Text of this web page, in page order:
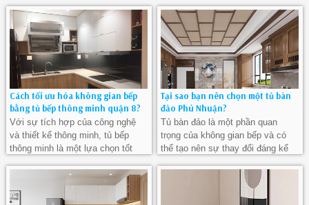
một yếu tố quyết định đối với sự
tổ chức, tính hiệu quả
phẩm trang trí sẽ làm cho góc
sống của bạn trở nên độc đáo và
ấn tượng
Cách tối ưu hóa không gian bếp
bằng tủ bếp thông minh quận 8?
Với sự tích hợp của công nghệ
và thiết kế thông minh, tủ bếp
thông minh là một lựa chọn tốt
tối đa không gian bếp của họ.
Tại sao bạn nên chọn một tủ bàn
đảo Phú Nhuận?
Tủ bàn đảo là một phần quan
trọng của không gian bếp và có
thể tạo nên sự thay đổi đáng kể